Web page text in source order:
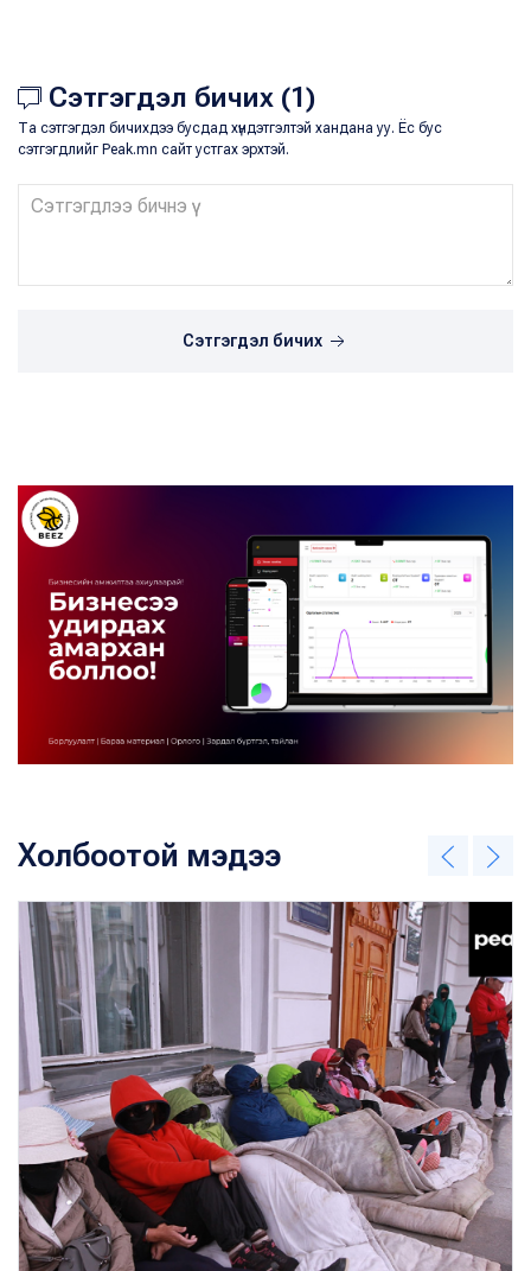
Сэтгэгдэл бичих (1)
Та сэтгэгдэл бичихдээ бусдад хүндэтгэлтэй хандана уу. Ёс бус
сэтгэгдлийг Peak.mn сайт устгах эрхтэй.
Сэтгэгдэл бичих
Холбоотой мэдээ